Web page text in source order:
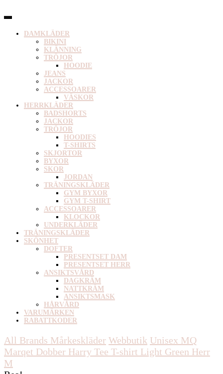
DAMKLÄDER
BIKINI
KLÄNNING
TRÖJOR
HOODIE
JEANS
JACKOR
ACCESSOARER
VÄSKOR
HERRKLÄDER
BADSHORTS
JACKOR
TRÖJOR
HOODIES
T-SHIRTS
SKJORTOR
BYXOR
SKOR
JORDAN
TRÄNINGSKLÄDER
GYM BYXOR
GYM T-SHIRT
ACCESSOARER
KLOCKOR
UNDERKLÄDER
TRÄNINGSKLÄDER
SKÖNHET
DOFTER
PRESENTSET DAM
PRESENTSET HERR
ANSIKTSVÅRD
DAGKRÄM
NATTKRÄM
ANSIKTSMASK
HÅRVÅRD
VARUMÄRKEN
RABATTKODER
All Brands Mårkeskläder Webbutik Unisex MQ
Marqet Dobber Harry Tee T-shirt Light Green Herr
M